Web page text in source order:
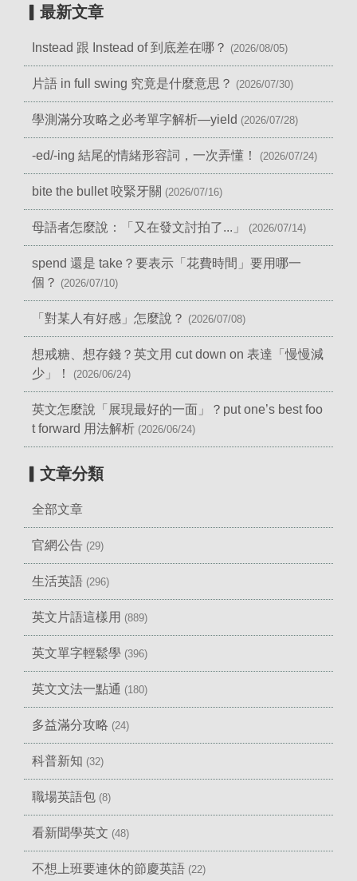
▎最新文章
Instead 跟 Instead of 到底差在哪？ (2026/08/05)
片語 in full swing 究竟是什麼意思？ (2026/07/30)
學測滿分攻略之必考單字解析—yield (2026/07/28)
-ed/-ing 結尾的情緒形容詞，一次弄懂！ (2026/07/24)
bite the bullet 咬緊牙關 (2026/07/16)
母語者怎麼說：「又在發文討拍了...」 (2026/07/14)
spend 還是 take？要表示「花費時間」要用哪一
個？ (2026/07/10)
「對某人有好感」怎麼說？ (2026/07/08)
想戒糖、想存錢？英文用 cut down on 表達「慢慢減
少」！
(2026/06/24)
英文怎麼說「展現最好的一面」？put one’s best foo
t forward 用法解析 (2026/06/24)
▎文章分類
全部文章
官網公告 (29)
生活英語 (296)
英文片語這樣用 (889)
英文單字輕鬆學 (396)
英文文法一點通 (180)
多益滿分攻略 (24)
科普新知 (32)
職場英語包 (8)
看新聞學英文 (48)
不想上班要連休的節慶英語 (22)